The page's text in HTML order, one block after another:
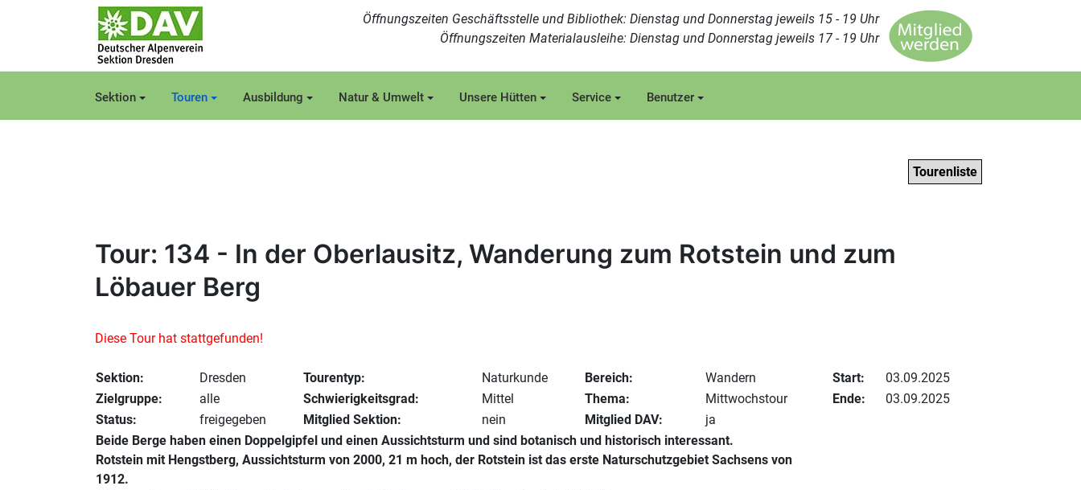
Öffnungszeiten Geschäftsstelle und Bibliothek: Dienstag und Donnerstag jeweils 15 - 19 Uhr
Öffnungszeiten Materialausleihe: Dienstag und Donnerstag jeweils 17 - 19 Uhr
Sektion Touren Ausbildung Natur & Umwelt Unsere Hütten Service Benutzer
Tourenliste
Tour: 134 - In der Oberlausitz, Wanderung zum Rotstein und zum
Löbauer Berg
Diese Tour hat stattgefunden!
Sektion: Dresden Tourentyp: Naturkunde Bereich: Wandern Start:
03.09.2025
Zielgruppe:
alle Schwierigkeitsgrad: Mittel Thema: Mittwochstour Ende:
03.09.2025
Status:
freigegeben Mitglied Sektion: nein Mitglied DAV:
ja
Beide Berge haben einen Doppelgipfel und einen Aussichtsturm und sind botanisch und historisch interessant.
Rotstein mit Hengstberg, Aussichtsturm von 2000, 21 m hoch, der Rotstein ist das erste Naturschutzgebiet Sachsens von
1912.